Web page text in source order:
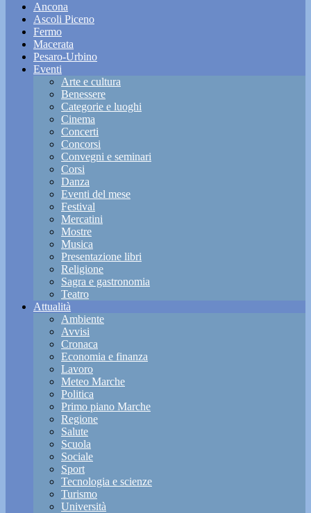
Ancona
Ascoli Piceno
Fermo
Macerata
Pesaro-Urbino
Eventi
Arte e cultura
Benessere
Categorie e luoghi
Cinema
Concerti
Concorsi
Convegni e seminari
Corsi
Danza
Eventi del mese
Festival
Mercatini
Mostre
Musica
Presentazione libri
Religione
Sagra e gastronomia
Teatro
Attualità
Ambiente
Avvisi
Cronaca
Economia e finanza
Lavoro
Meteo Marche
Politica
Primo piano Marche
Regione
Salute
Scuola
Sociale
Sport
Tecnologia e scienze
Turismo
Università